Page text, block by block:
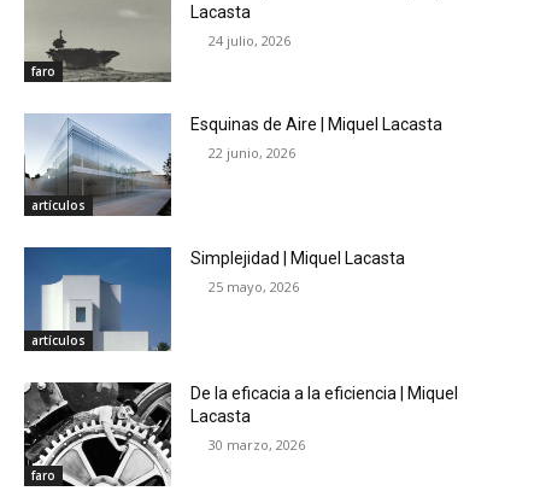
faro
Lacasta
24 julio, 2026
artículos
Esquinas de Aire | Miquel Lacasta
22 junio, 2026
artículos
Simplejidad | Miquel Lacasta
25 mayo, 2026
faro
De la eficacia a la eficiencia | Miquel
Lacasta
30 marzo, 2026